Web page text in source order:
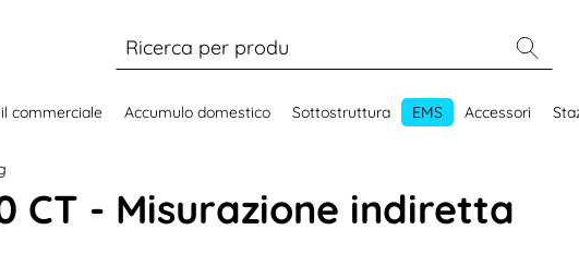
commerciale Accumulo domestico Sottostruttura EMS Accessori
CT - Misurazione indiretta